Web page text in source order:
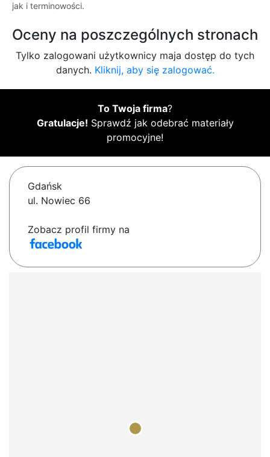
jak i terminowości.
Oceny na poszczególnych stronach
Tylko zalogowani użytkownicy maja dostęp do tych
danych. Kliknij, aby się zalogować.
To Twoja firma?
Gratulacje! Sprawdź jak odebrać materiały
promocyjne!
Gdańsk
ul. Nowiec 66
Zobacz profil firmy na